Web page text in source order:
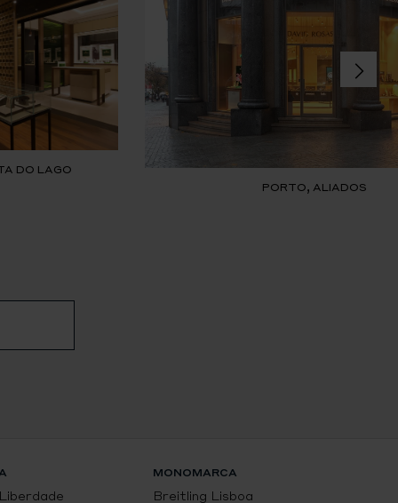
DO LAGO
PORTO, ALIADOS
MONOMARCA
Breitling Lisboa